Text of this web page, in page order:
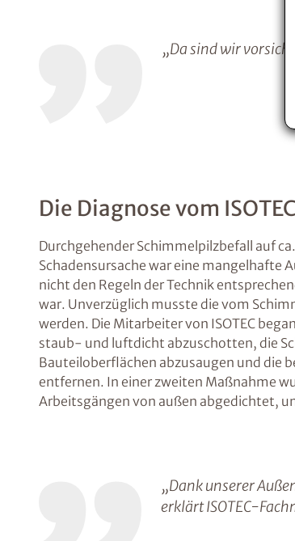
„Da sind wir
Die Diagnose vom
Durchgehender Schimmelpilzbefall auf
Schadensursache war eine mangelhafte
nicht den Regeln der Technik
war. Unverzüglich musste die vom
werden. Die Mitarbeiter von ISOTEC
staub- und luftdicht abzuschotten, die
Bauteiloberflächen abzusaugen und die
entfernen. In einer zweiten Maßnahme
Arbeitsgängen von außen abgedichtet,
„Dank unserer
erklärt ISOTEC-